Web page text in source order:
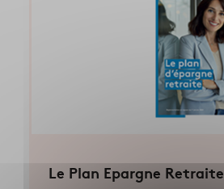
Le Plan Epargne Retraite